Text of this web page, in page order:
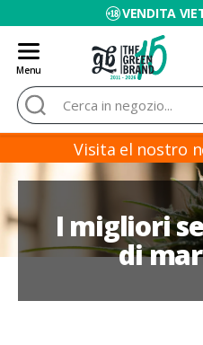
VENDITA
Menu
de
Cerca:
Visita el nostro
I migliori
di